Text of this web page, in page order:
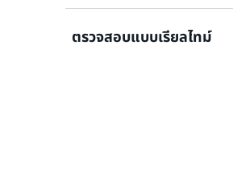
ส่งมอบแอปพลิเคชันที่มีความพ
ตรวจสอบแบบเรียลไทม์